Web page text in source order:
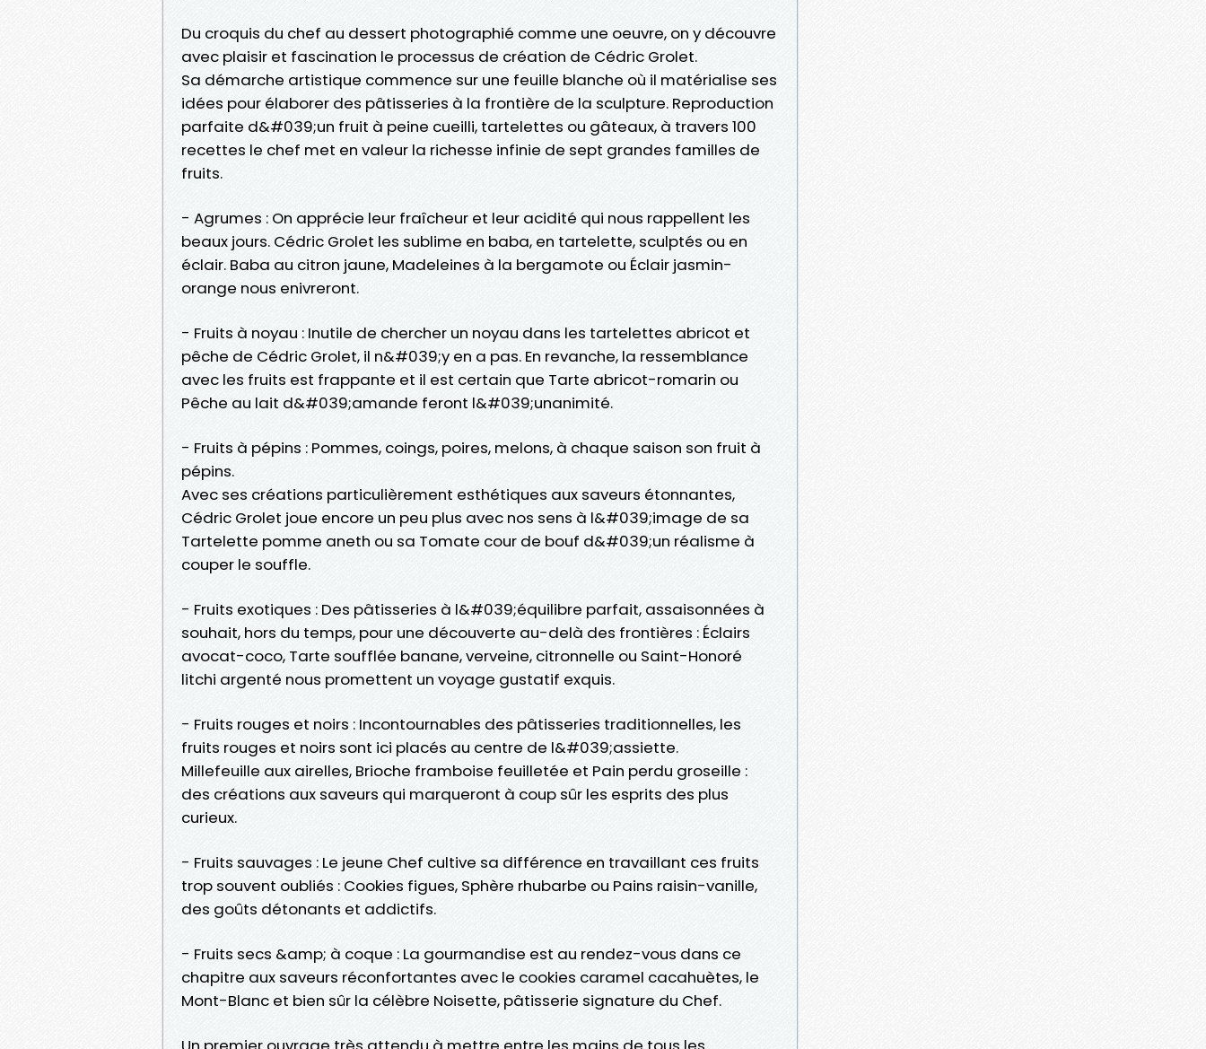
Du croquis du chef au dessert photographié comme une oeuvre, on y découvre
avec plaisir et fascination le processus de création de Cédric Grolet.
Sa démarche artistique commence sur une feuille blanche où il matérialise ses
idées pour élaborer des pâtisseries à la frontière de la sculpture. Reproduction
parfaite d&#039;un fruit à peine cueilli, tartelettes ou gâteaux, à travers 100
recettes le chef met en valeur la richesse infinie de sept grandes familles de
fruits.
- Agrumes : On apprécie leur fraîcheur et leur acidité qui nous rappellent les
beaux jours. Cédric Grolet les sublime en baba, en tartelette, sculptés ou en
éclair. Baba au citron jaune, Madeleines à la bergamote ou Éclair jasmin-
orange nous enivreront.
- Fruits à noyau : Inutile de chercher un noyau dans les tartelettes abricot et
pêche de Cédric Grolet, il n&#039;y en a pas. En revanche, la ressemblance
avec les fruits est frappante et il est certain que Tarte abricot-romarin ou
Pêche au lait d&#039;amande feront l&#039;unanimité.
- Fruits à pépins : Pommes, coings, poires, melons, à chaque saison son fruit à
pépins.
Avec ses créations particulièrement esthétiques aux saveurs étonnantes,
Cédric Grolet joue encore un peu plus avec nos sens à l&#039;image de sa
Tartelette pomme aneth ou sa Tomate cour de bouf d&#039;un réalisme à
couper le souffle.
- Fruits exotiques : Des pâtisseries à l&#039;équilibre parfait, assaisonnées à
souhait, hors du temps, pour une découverte au-delà des frontières : Éclairs
avocat-coco, Tarte soufflée banane, verveine, citronnelle ou Saint-Honoré
litchi argenté nous promettent un voyage gustatif exquis.
- Fruits rouges et noirs : Incontournables des pâtisseries traditionnelles, les
fruits rouges et noirs sont ici placés au centre de l&#039;assiette.
Millefeuille aux airelles, Brioche framboise feuilletée et Pain perdu groseille :
des créations aux saveurs qui marqueront à coup sûr les esprits des plus
curieux.
- Fruits sauvages : Le jeune Chef cultive sa différence en travaillant ces fruits
trop souvent oubliés : Cookies figues, Sphère rhubarbe ou Pains raisin-vanille,
des goûts détonants et addictifs.
- Fruits secs &amp; à coque : La gourmandise est au rendez-vous dans ce
chapitre aux saveurs réconfortantes avec le cookies caramel cacahuètes, le
Mont-Blanc et bien sûr la célèbre Noisette, pâtisserie signature du Chef.